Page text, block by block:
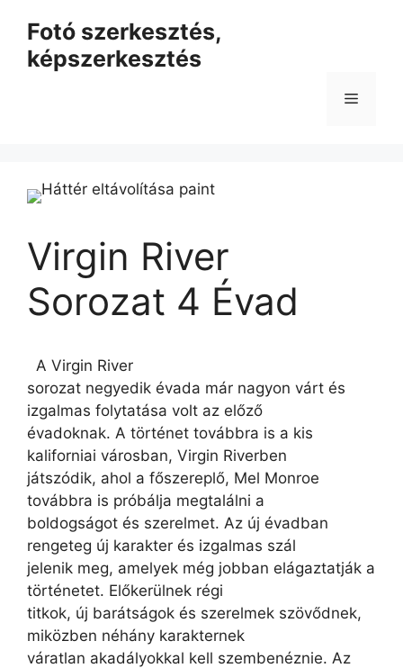
tartalomba
Fotó szerkesztés,
képszerkesztés
Menü
Virgin River
Sorozat 4 Évad
A Virgin River
sorozat negyedik évada már nagyon várt és
izgalmas folytatása volt az előző
évadoknak. A történet továbbra is a kis
kaliforniai városban, Virgin Riverben
játszódik, ahol a főszereplő, Mel Monroe
továbbra is próbálja megtalálni a
boldogságot és szerelmet. Az új évadban
rengeteg új karakter és izgalmas szál
jelenik meg, amelyek még jobban elágaztatják a
történetet. Előkerülnek régi
titkok, új barátságok és szerelmek szövődnek,
miközben néhány karakternek
váratlan akadályokkal kell szembenéznie. Az